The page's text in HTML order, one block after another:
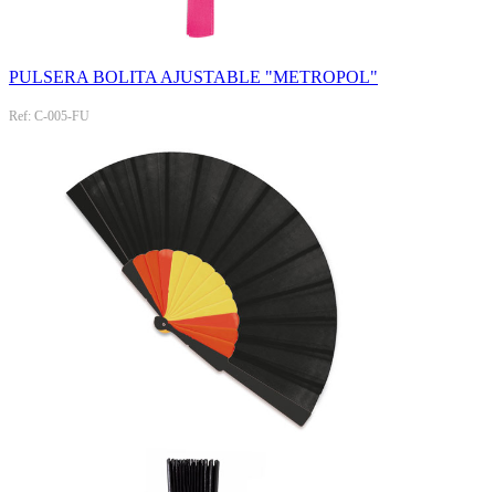
PULSERA BOLITA AJUSTABLE "METROPOL"
Ref: C-005-FU